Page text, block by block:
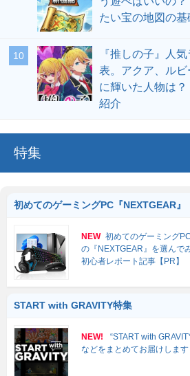
たい宝の地図の基
『推しの子』人
表。アクア、ル
に輝いた人物は
紹介
特集
初めてのゲーミングPC『NEXTGEAR』
NEW 初めてのゲーミング
の『NEXTGEAR』を選んで
初心者レポート記事【PR】
START with GRAVITY特集
NEW!
“START with
などをまとめてお届けします